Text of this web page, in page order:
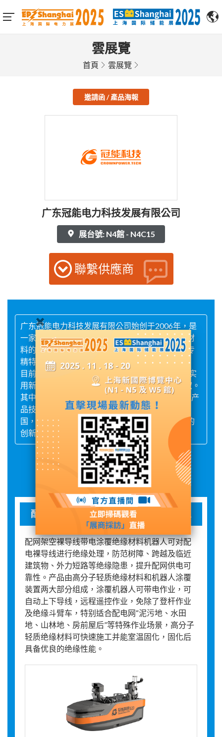
雲展覽
首頁 雲展覽
邀請函 / 產品海報
广东冠能电力科技发展有限公司
展台號: N4館 - N4C15
聯繫供應商
广东冠能电力科技发展有限公司始创于2006年，是
一家专业从事智能带电作业机器人与电力绝缘新材
料的研发、制造、市场、工程及技术服务的国家专
精特新“小巨人”企业。
目前冠能科技拥有44项国家发明专利、43项国家实
用新型专利、6项外观设计专利及11项软件著作权。
其中，3项科技成果被中国电力企业联合会重点新产
品技术综合性能达到国际领先水平。项目遍布全
国，是带电作业机器人行业、电网安全运维领域的
创新品牌。
展品詳情
配网架空裸导线带电涂覆绝缘材料机器人
配网架空裸导线带电涂覆绝缘材料机器人可对配
电裸导线进行绝缘处理，防范树障、跨越及临近
建筑物、外力短路等绝缘隐患，提升配网供电可
靠性。产品由高分子轻质绝缘材料和机器人涂覆
装置两大部分组成，涂覆机器人可带电作业，可
自动上下导线，远程遥控作业，免除了登杆作业
及绝缘斗臂车，特别适合配电网“泥污地、水田
地、山林地、房前屋后”等特殊作业场景，高分子
轻质绝缘材料可快速施工并能室温固化，固化后
具备优良的绝缘性能。